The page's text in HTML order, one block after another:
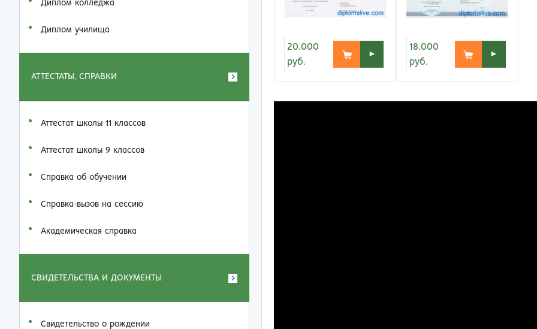
Диплом колледжа
Диплом училища
АТТЕСТАТЫ, СПРАВКИ
Аттестат школы 11 классов
Аттестат школы 9 классов
Справка об обучении
Справка-вызов на сессию
Академическая справка
СВИДЕТЕЛЬСТВА И ДОКУМЕНТЫ
Свидетельство о рождении
20.000
руб.
►
18.000
руб.
►